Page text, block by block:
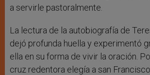
a servirle pastoralmente.
La lectura de la autobiografía de
dejó profunda huella y experimentó
ella en su forma de vivir la oración.
cruz redentora elegía a san